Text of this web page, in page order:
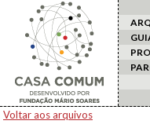
Voltar aos arquivos